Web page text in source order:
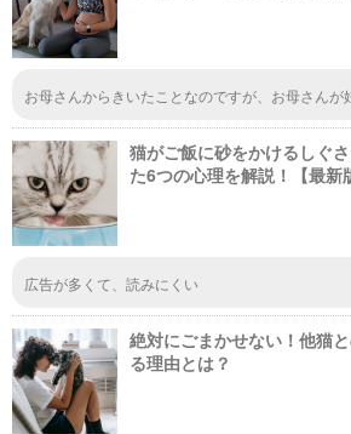
お母さんからきいたことなのですが、お母さんが
いていたらしいです
猫がご飯に砂をかけるしぐ
た6つの心理を解説！【最新
広告が多くて、読みにくい
絶対にごまかせない！他猫
る理由とは？